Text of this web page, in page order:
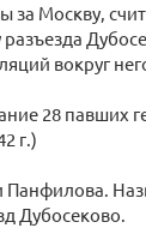
за Москву,
разъезда
вокруг
28 павших
г.)
Дубосеково.